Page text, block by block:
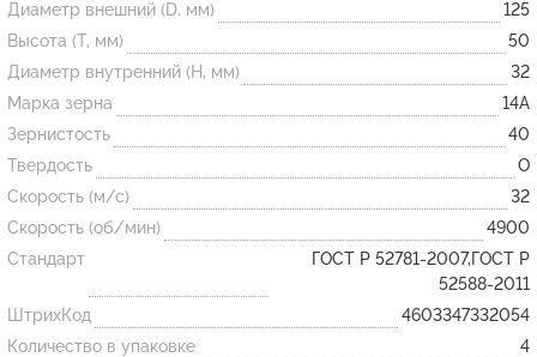
Огнеупорные
изделия
Скачать каталог
Тигель
Муфель
Трубка
Диаметр внешний (D, мм)
125
Высота (T, мм)
50
Диаметр внутренний (H, мм)
32
Марка зерна
14А
Зернистость
40
Твердость
O
Скорость (м/с)
32
Скорость (об/мин)
4900
Стандарт
ГОСТ Р 52781-2007,ГОСТ Р
52588-2011
ШтрихКод
4603347332054
Количество в упаковке
4